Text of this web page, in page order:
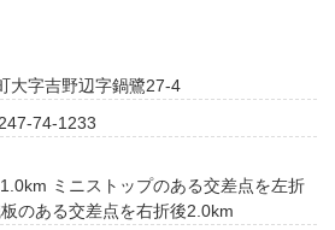
大字吉野辺字鍋鷺27-4
74-1233
ミニストップのある交差点を左折
のある交差点を右折後2.0km